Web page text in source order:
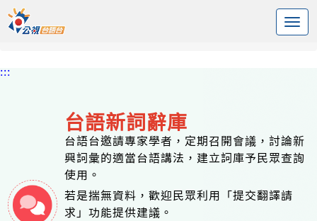
中央內容區塊
頭頁
:::
台語新詞辭庫
台語台邀請專家學者，定期召開會議，討論新
興詞彙的適當台語講法，建立詞庫予民眾查詢
使用。
若是揣無資料，歡迎民眾利用「提交翻譯請
求」功能提供建議。